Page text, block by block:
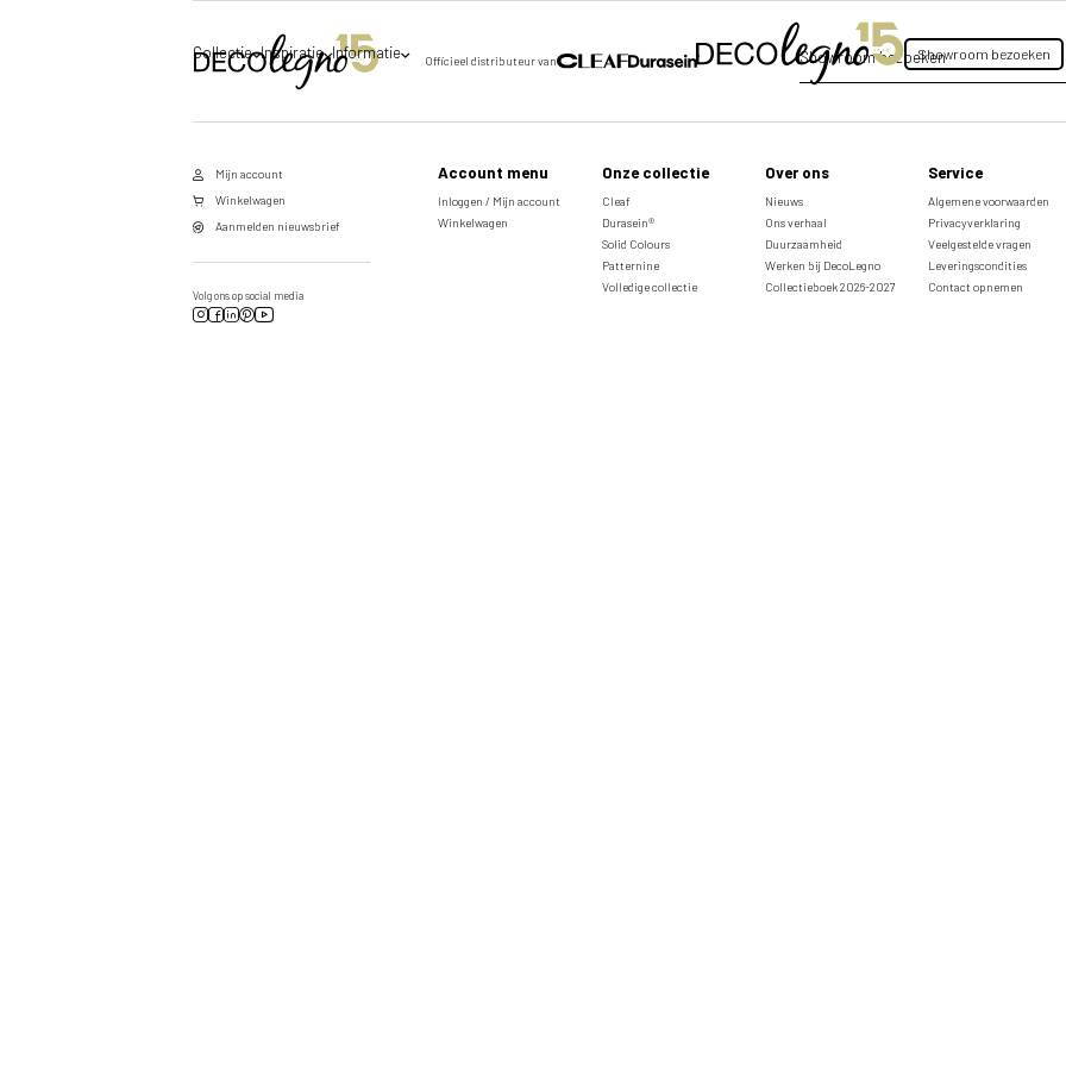
Collectie Inspiratie Informatie Showroom bezoeken
Waar mogen we jou helpen?
Voor een optimale service raden wij je aan de
DecoLegno website te gebruiken van het land
Officieel distributeur van Showroom bezoeken
Mijn account
Winkelwagen
Aanmelden nieuwsbrief
Volg ons op social media
Account menu
Inloggen / Mijn account
Winkelwagen
Onze collectie
Cleaf
Durasein®
Solid Colours
Patternine
Volledige collectie
Over ons
Nieuws
Ons verhaal
Duurzaamheid
Werken bij DecoLegno
Collectieboek 2026-2027
Service
Algemene voorwaarden
Privacyverklaring
Veelgestelde vragen
Leveringscondities
Contact opnemen